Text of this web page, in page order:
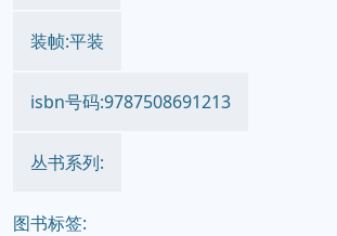
装帧:平装
isbn号码:9787508691213
丛书系列:
图书标签: